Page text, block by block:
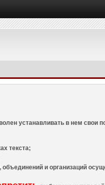
устанавливать в нем
текста;
и организаций